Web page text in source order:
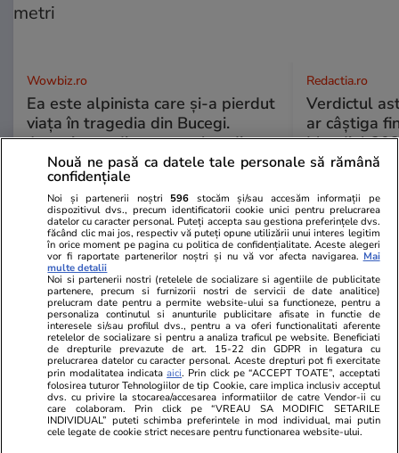
Wowbiz.ro
Ea este alpinista care și-a pierdut
viața în tragedia din Bucegi.
Antonia, medic stomatolog din
București, a murit după o cădere
de aproximativ 10 metri
Redactia.ro
Verdictul
ar câștiga
Mondial
POLITIC
Analiză
Politică 14:00
Alegeri anticipate 2026. Când
ar putea să fie cel mai devreme
scrutinul parlamentar
Nouă ne pasă ca datele tale personale să rămână
confidențiale
Noi și partenerii noștri 596 stocăm și/sau accesăm informații pe
dispozitivul dvs., precum identificatorii cookie unici pentru prelucrarea
datelor cu caracter personal. Puteți accepta sau gestiona preferințele dvs.
făcând clic mai jos, respectiv vă puteți opune utilizării unui interes legitim
în orice moment pe pagina cu politica de confidențialitate. Aceste alegeri
vor fi raportate partenerilor noștri și nu vă vor afecta navigarea. Mai
multe detalii
Noi si partenerii nostri (retelele de socializare si agentiile de publicitate
partenere, precum si furnizorii nostri de servicii de date analitice)
prelucram date pentru a permite website-ului sa functioneze, pentru a
personaliza continutul si anunturile publicitare afisate in functie de
interesele si/sau profilul dvs., pentru a va oferi functionalitati aferente
retelelor de socializare si pentru a analiza traficul pe website. Beneficiati
de drepturile prevazute de art. 15-22 din GDPR in legatura cu
prelucrarea datelor cu caracter personal. Aceste drepturi pot fi exercitate
prin modalitatea indicataaici. Prin click pe “ACCEPT TOATE”, acceptati
folosirea tuturor Tehnologiilor de tip Cookie, care implica inclusiv acceptul
dvs. cu privire la stocarea/accesarea informatiilor de catre Vendor-ii cu
care colaboram. Prin click pe “VREAU SA MODIFIC SETARILE
INDIVIDUAL” puteti schimba preferintele in mod individual, mai putin
cele legate de cookie strict necesare pentru functionarea website-ului.